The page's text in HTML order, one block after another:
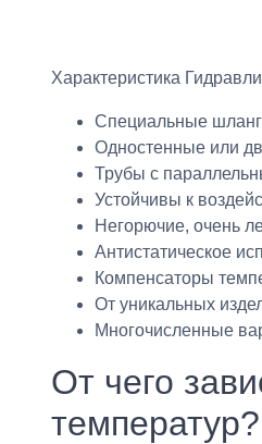
Характеристика
Специальные
Одностенные или
Трубы с
Устойчивы к
Негорючие, очень
Антистатическое
Компенсаторы
От уникальных
Многочисленные
От чего
температур?